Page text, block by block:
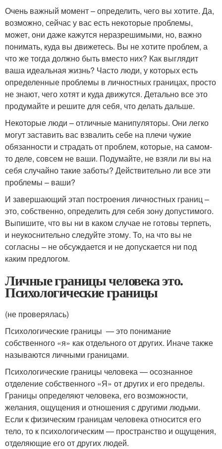
Очень важный момент – определить, чего вы хотите. Да,
возможно, сейчас у вас есть некоторые проблемы,
может, они даже кажутся неразрешимыми, но, важно
понимать, куда вы движетесь. Вы не хотите проблем, а
что же тогда должно быть вместо них? Как выглядит
ваша идеальная жизнь? Часто люди, у которых есть
определенные проблемы в личностных границах, просто
не знают, чего хотят и куда движутся. Детально все это
продумайте и решите для себя, что делать дальше.
Некоторые люди – отличные манипуляторы. Они легко
могут заставить вас взвалить себе на плечи чужие
обязанности и страдать от проблем, которые, на самом-
то деле, совсем не ваши. Подумайте, не взяли ли вы на
себя случайно такие заботы? Действительно ли все эти
проблемы – ваши?
И завершающий этап построения личностных границ –
это, собственно, определить для себя зону допустимого.
Выпишите, что вы ни в каком случае не готовы терпеть,
и неукоснительно следуйте этому. То, на что вы не
согласны – не обсуждается и не допускается ни под
каким предлогом.
Личные границы человека это.
Психологические границы
(не проверялась)
Психологические границы — это понимание
собственного «я» как отдельного от других. Иначе также
называются личными границами.
Психологические границы человека — осознанное
отделение собственного «Я» от других и его пределы.
Границы определяют человека, его возможности,
желания, ощущения и отношения с другими людьми.
Если к физическим границам человека относится его
тело, то к психологическим — пространство и ощущения,
отделяющие его от других людей.